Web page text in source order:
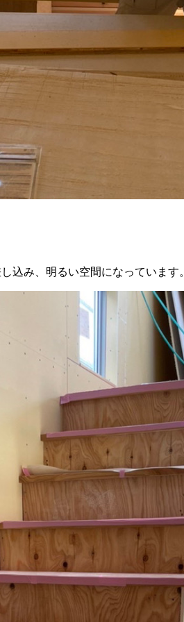
込み、明るい空間になっています